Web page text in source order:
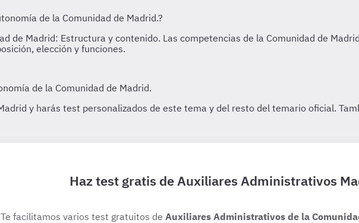
Haz test gratis de Auxiliares Administrativos
Te facilitamos varios test gratuitos de Auxiliares Administrativos de la